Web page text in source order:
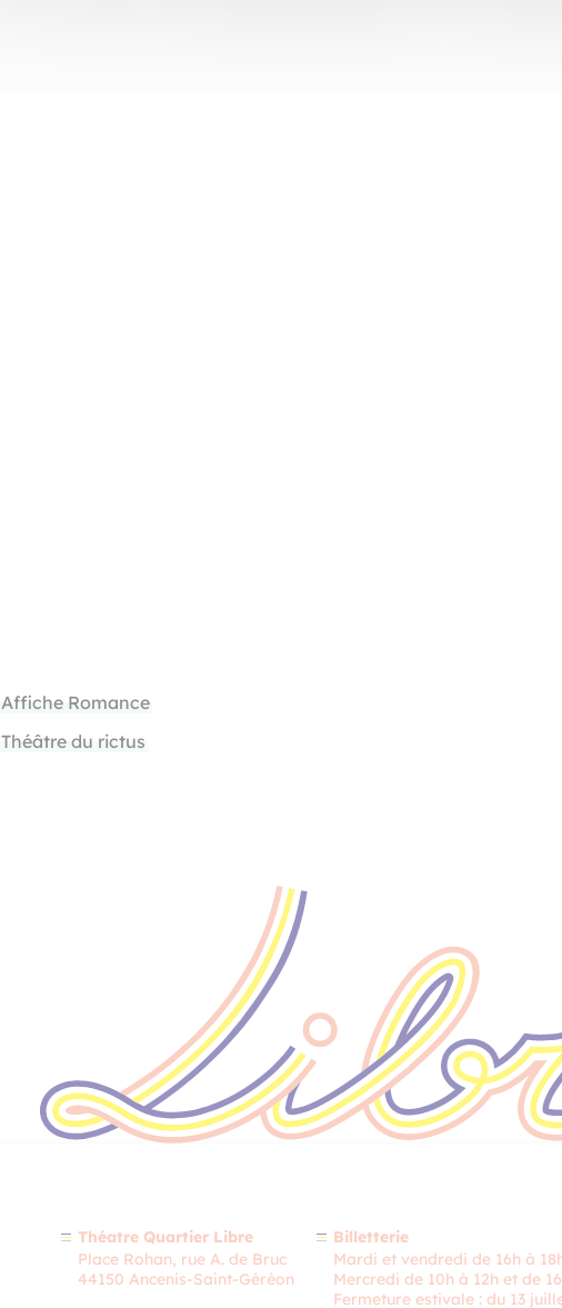
Affiche Romance
Théâtre du rictus
Théatre Quartier Libre
Place Rohan, rue A. de Bruc
44150 Ancenis-Saint-Géréon
Billetterie
Mardi et vendredi de 16h à
Mercredi de 10h à 12h et de
Fermeture estivale : du 13